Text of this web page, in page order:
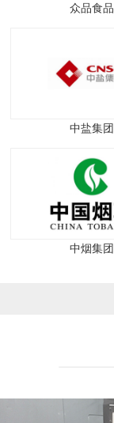
众品食品
中盐集团
中烟集团